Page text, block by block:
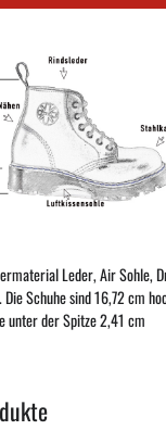
Leder, Air Sohle,
Die Schuhe sind 16,72 cm
unter der Spitze 2,41 cm